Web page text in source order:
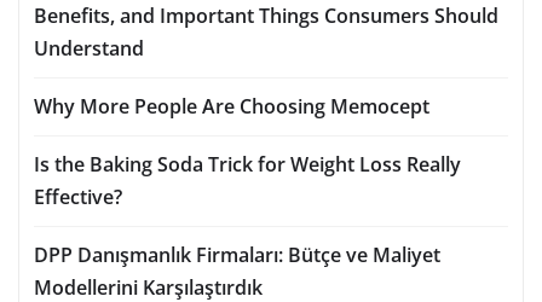
Benefits, and Important Things Consumers Should
Understand
Why More People Are Choosing Memocept
Is the Baking Soda Trick for Weight Loss Really
Effective?
DPP Danışmanlık Firmaları: Bütçe ve Maliyet
Modellerini Karşılaştırdık